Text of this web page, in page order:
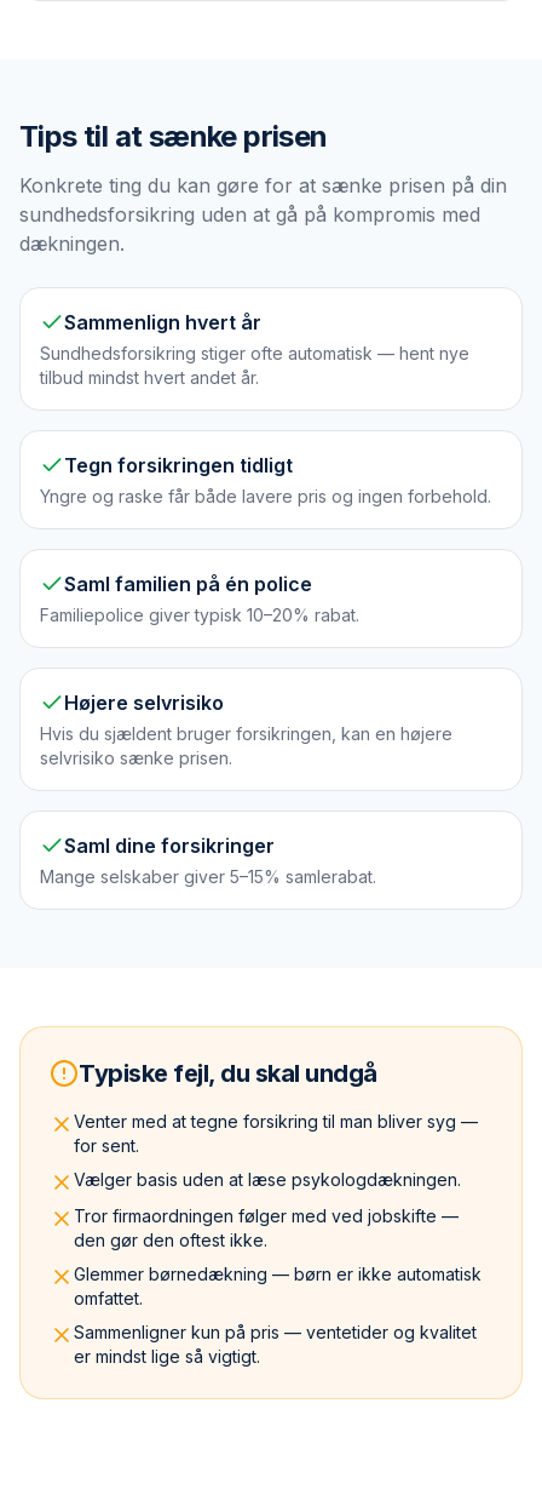
Tips til at sænke prisen
Konkrete ting du kan gøre for at sænke prisen på din
sundhedsforsikring uden at gå på kompromis med
dækningen.
Sammenlign hvert år
Sundhedsforsikring stiger ofte automatisk — hent nye
tilbud mindst hvert andet år.
Tegn forsikringen tidligt
Yngre og raske får både lavere pris og ingen forbehold.
Saml familien på én police
Familiepolice giver typisk 10–20% rabat.
Højere selvrisiko
Hvis du sjældent bruger forsikringen, kan en højere
selvrisiko sænke prisen.
Saml dine forsikringer
Mange selskaber giver 5–15% samlerabat.
Typiske fejl, du skal undgå
Venter med at tegne forsikring til man bliver syg —
for sent.
Vælger basis uden at læse psykologdækningen.
Tror firmaordningen følger med ved jobskifte —
den gør den oftest ikke.
Glemmer børnedækning — børn er ikke automatisk
omfattet.
Sammenligner kun på pris — ventetider og kvalitet
er mindst lige så vigtigt.